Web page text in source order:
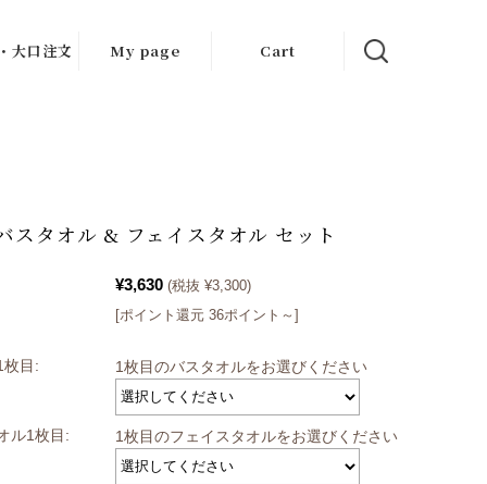
大口注文 My page Cart
スタオル & フェイスタオル セット
¥3,630 (税抜 ¥3,300)
[ポイント還元 36ポイント～]
枚目: 1枚目のバスタオルをお選びください
ル1枚目: 1枚目のフェイスタオルをお選びください